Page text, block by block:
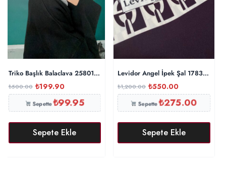
Triko Başlık Balaclava 25801 – Gri
₺500.00 ₺199.90
Sepette₺99.95
Sepete Ekle
Levidor Angel İpek Şal 17834 –
₺1,200.00 ₺550.00
Sepette₺275.00
Sepete Ekle